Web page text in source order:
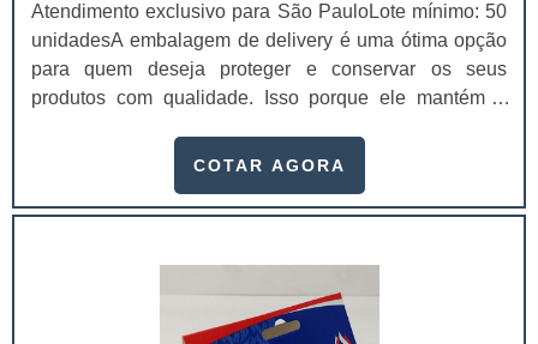
Atendimento exclusivo para São PauloLote mínimo: 50
unidadesA embalagem de delivery é uma ótima opção
para quem deseja proteger e conservar os seus
produtos com qualidade. Isso porque ele mantém a
temperatura ambiente, chegando na casa dos
embalagens de qualidade, procure um fornecedor de
diferentes setores da indústria, como alimentício,
COTAR AGORA